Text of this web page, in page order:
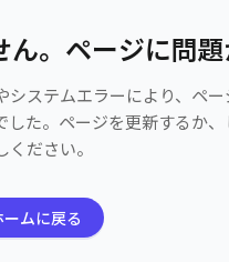
ん。ページに問
システムエラーにより、ペー
した。ページを更新するか、
ださい。
ームに戻る